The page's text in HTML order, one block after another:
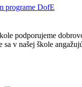
programe DofE
podporujeme
sa v našej škole